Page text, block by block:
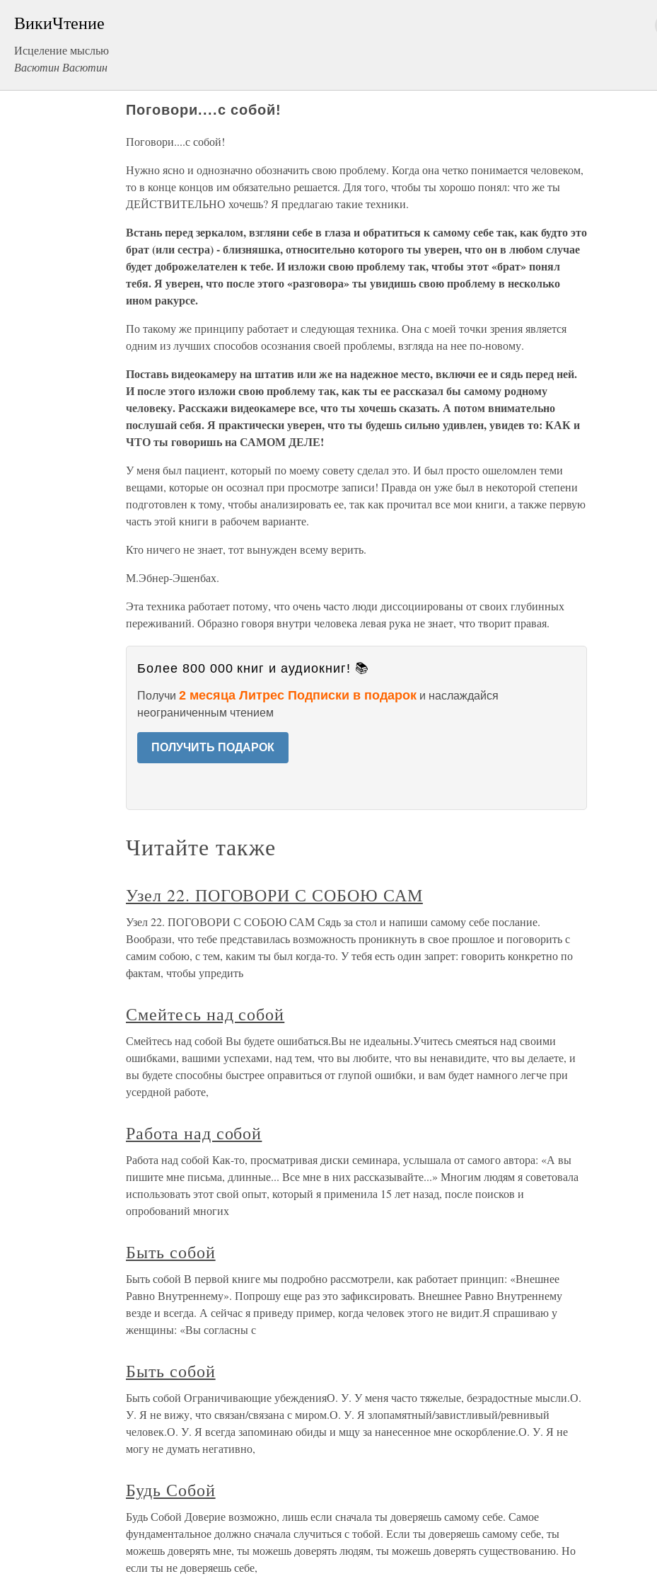
ВикиЧтение
Исцеление мыслью
Васютин Васютин
Поговори....с собой!
Поговори....с собой!
Нужно ясно и однозначно обозначить свою проблему. Когда она четко понимается человеком,
то в конце концов им обязательно решается. Для того, чтобы ты хорошо понял: что же ты
ДЕЙСТВИТЕЛЬНО хочешь? Я предлагаю такие техники.
Встань перед зеркалом, взгляни себе в глаза и обратиться к самому себе так, как будто это
брат (или сестра) - близняшка, относительно которого ты уверен, что он в любом случае
будет доброжелателен к тебе. И изложи свою проблему так, чтобы этот «брат» понял
тебя. Я уверен, что после этого «разговора» ты увидишь свою проблему в несколько
ином ракурсе.
По такому же принципу работает и следующая техника. Она с моей точки зрения является
одним из лучших способов осознания своей проблемы, взгляда на нее по-новому.
Поставь видеокамеру на штатив или же на надежное место, включи ее и сядь перед ней.
И после этого изложи свою проблему так, как ты ее рассказал бы самому родному
человеку. Расскажи видеокамере все, что ты хочешь сказать. А потом внимательно
послушай себя. Я практически уверен, что ты будешь сильно удивлен, увидев то: КАК и
ЧТО ты говоришь на САМОМ ДЕЛЕ!
У меня был пациент, который по моему совету сделал это. И был просто ошеломлен теми
вещами, которые он осознал при просмотре записи! Правда он уже был в некоторой степени
подготовлен к тому, чтобы анализировать ее, так как прочитал все мои книги, а также первую
часть этой книги в рабочем варианте.
Кто ничего не знает, тот вынужден всему верить.
М.Эбнер-Эшенбах.
Эта техника работает потому, что очень часто люди диссоциированы от своих глубинных
переживаний. Образно говоря внутри человека левая рука не знает, что творит правая.
Более 800 000 книг и аудиокниг! 📚
Получи 2 месяца Литрес Подписки в подарок и наслаждайся
неограниченным чтением
ПОЛУЧИТЬ ПОДАРОК
Читайте также
Узел 22. ПОГОВОРИ С СОБОЮ САМ
Узел 22. ПОГОВОРИ С СОБОЮ САМ Сядь за стол и напиши самому себе послание.
Вообрази, что тебе представилась возможность проникнуть в свое прошлое и поговорить с
самим собою, с тем, каким ты был когда-то. У тебя есть один запрет: говорить конкретно по
фактам, чтобы упредить
Смейтесь над собой
Смейтесь над собой Вы будете ошибаться.Вы не идеальны.Учитесь смеяться над своими
ошибками, вашими успехами, над тем, что вы любите, что вы ненавидите, что вы делаете, и
вы будете способны быстрее оправиться от глупой ошибки, и вам будет намного легче при
усердной работе,
Работа над собой
Работа над собой Как-то, просматривая диски семинара, услышала от самого автора: «А вы
пишите мне письма, длинные... Все мне в них рассказывайте...» Многим людям я советовала
использовать этот свой опыт, который я применила 15 лет назад, после поисков и
опробований многих
Быть собой
Быть собой В первой книге мы подробно рассмотрели, как работает принцип: «Внешнее
Равно Внутреннему». Попрошу еще раз это зафиксировать. Внешнее Равно Внутреннему
везде и всегда. А сейчас я приведу пример, когда человек этого не видит.Я спрашиваю у
женщины: «Вы согласны с
Быть собой
Быть собой Ограничивающие убежденияО. У. У меня часто тяжелые, безрадостные мысли.О.
У. Я не вижу, что связан/связана с миром.О. У. Я злопамятный/завистливый/ревнивый
человек.О. У. Я всегда запоминаю обиды и мщу за нанесенное мне оскорбление.О. У. Я не
могу не думать негативно,
Будь Собой
Будь Собой Доверие возможно, лишь если сначала ты доверяешь самому себе. Самое
фундаментальное должно сначала случиться с тобой. Если ты доверяешь самому себе, ты
можешь доверять мне, ты можешь доверять людям, ты можешь доверять существованию. Но
если ты не доверяешь себе,